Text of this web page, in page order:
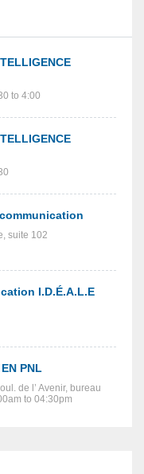
to 4:00
suite 102
I.D.É.A.L.E
PNL
de l’ Avenir, bureau
to 04:30pm